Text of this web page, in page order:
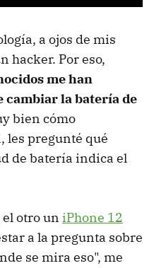
a ojos de mis
hacker. Por eso,
me han
cambiar la batería de
bien cómo
les pregunté qué
de batería indica el
el otro un iPhone 12
a la pregunta sobre
se mira eso", me